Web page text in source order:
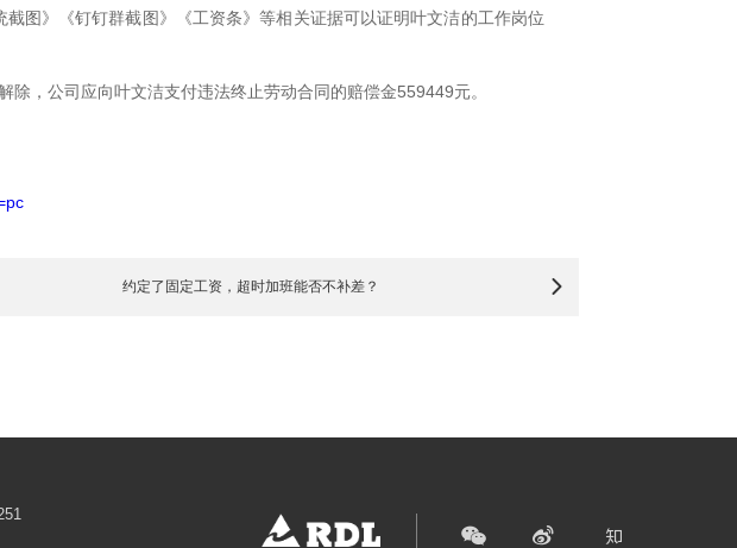
图》《钉钉群截图》《工资条》等相关证据可以证明叶文洁的工作岗位
，公司应向叶文洁支付违法终止劳动合同的赔偿金559449元。
约定了固定工资，超时加班能否不补差？